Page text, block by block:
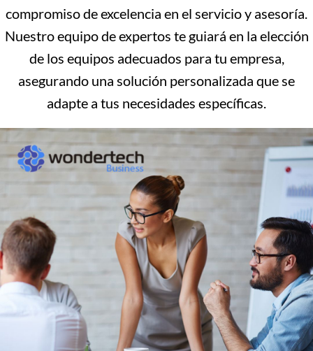
compromiso de excelencia en el servicio y asesoría.
Nuestro equipo de expertos te guiará en la elección
de los equipos adecuados para tu empresa,
asegurando una solución personalizada que se
adapte a tus necesidades específicas.